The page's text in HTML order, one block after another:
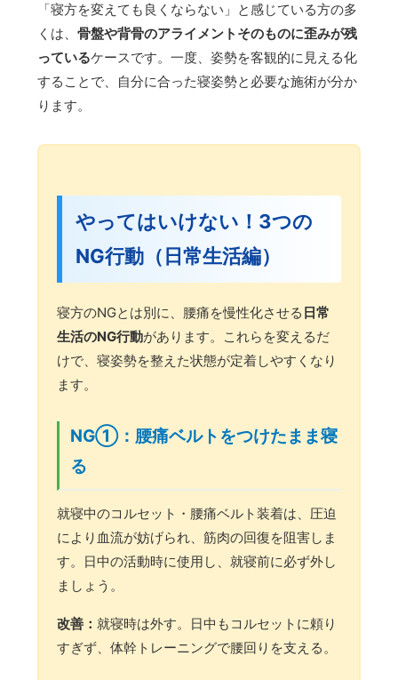
「寝方を変えても良くならない」と感じている方の多
くは、骨盤や背骨のアライメントそのものに歪みが残
っているケースです。一度、姿勢を客観的に見える化
することで、自分に合った寝姿勢と必要な施術が分か
ります。
やってはいけない！3つの
NG行動（日常生活編）
寝方のNGとは別に、腰痛を慢性化させる 日常
生活のNG行動があります。これらを変えるだ
けで、寝姿勢を整えた状態が定着しやすくなり
ます。
NG①：腰痛ベルトをつけたまま寝
る
就寝中のコルセット・腰痛ベルト装着は、圧迫
により血流が妨げられ、筋肉の回復を阻害しま
す。日中の活動時に使用し、就寝前に必ず外し
ましょう。
改善：就寝時は外す。日中もコルセットに頼り
すぎず、体幹トレーニングで腰回りを支える。